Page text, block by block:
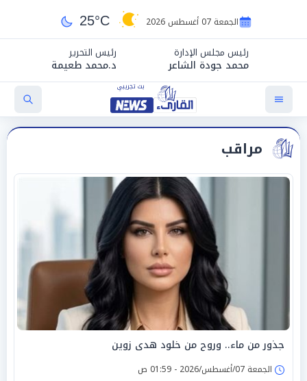
الجمعة 07 أغسطس 2026 25°C
رئيس مجلس الإدارة
محمد جودة الشاعر
رئيس التحرير
د.محمد طعيمة
مراقب
جذور من ماء.. وروح من خلود هدى زوين
الجمعة 07/أغسطس/2026 - 01:59 ص